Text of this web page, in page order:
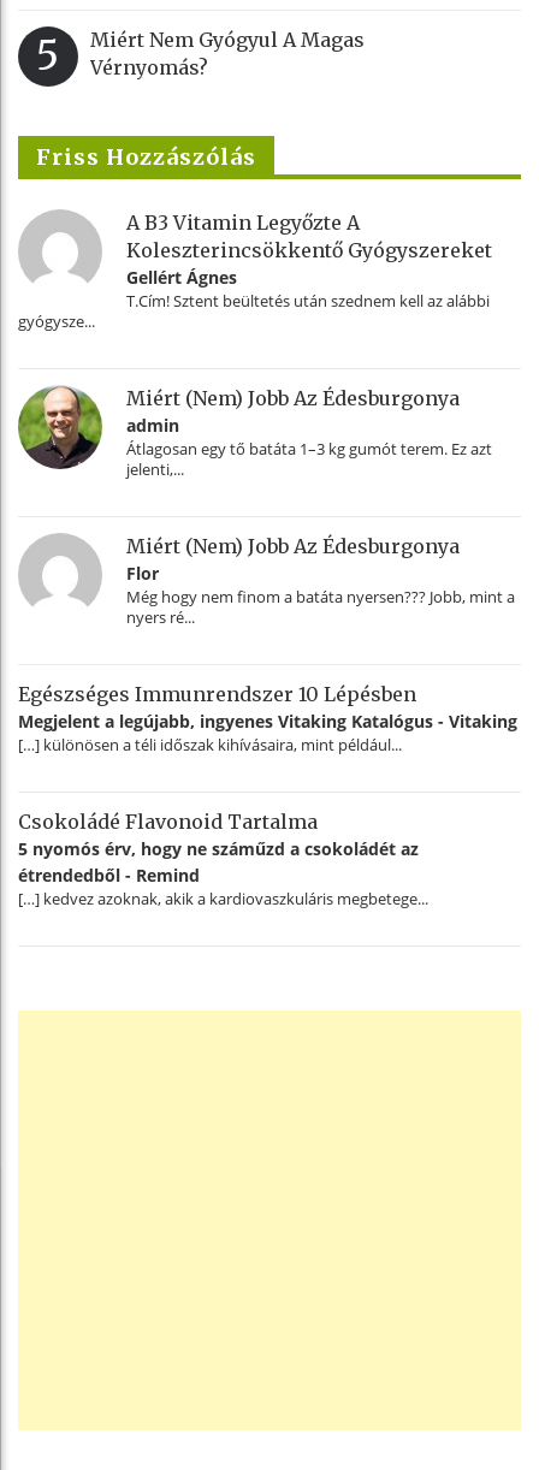
5
Miért Nem Gyógyul A Magas
Vérnyomás?
Friss Hozzászólás
A B3 Vitamin Legyőzte A
Koleszterincsökkentő Gyógyszereket
Gellért Ágnes
T.Cím! Sztent beültetés után szednem kell az alábbi
gyógysze...
Miért (nem) Jobb Az Édesburgonya
admin
Átlagosan egy tő batáta 1–3 kg gumót terem. Ez azt
jelenti,...
Miért (nem) Jobb Az Édesburgonya
Flor
Még hogy nem finom a batáta nyersen??? Jobb, mint a
nyers ré...
Egészséges Immunrendszer 10 Lépésben
Megjelent a legújabb, ingyenes Vitaking Katalógus - Vitaking
[…] különösen a téli időszak kihívásaira, mint például...
Csokoládé Flavonoid Tartalma
5 nyomós érv, hogy ne száműzd a csokoládét az
étrendedből - Remind
[…] kedvez azoknak, akik a kardiovaszkuláris megbetege...